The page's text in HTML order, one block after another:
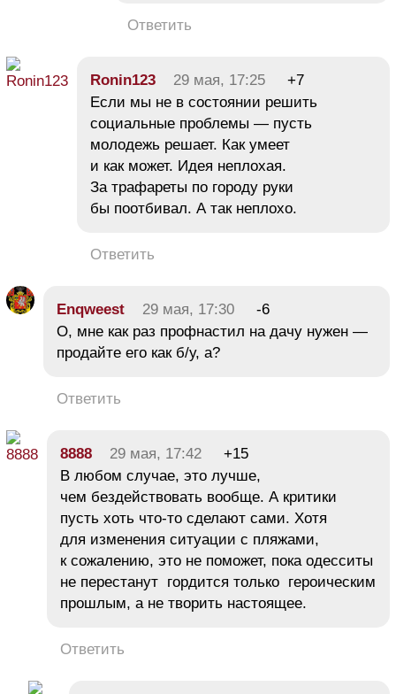
Ответить
Ronin123 29 мая, 17:25
+7
Если мы не в состоянии решить
социальные проблемы — пусть
молодежь решает. Как умеет
и как может. Идея неплохая.
За трафареты по городу руки
бы поотбивал. А так неплохо.
Ответить
Enqweest 29 мая, 17:30
-6
О, мне как раз профнастил на дачу нужен —
продайте его как б/у, а?
Ответить
8888 29 мая, 17:42
+15
В любом случае, это лучше,
чем бездействовать вообще. А критики
пусть хоть что-то сделают сами. Хотя
для изменения ситуации с пляжами,
к сожалению, это не поможет, пока одесситы
не перестанут гордится только героическим
прошлым, а не творить настоящее.
Ответить